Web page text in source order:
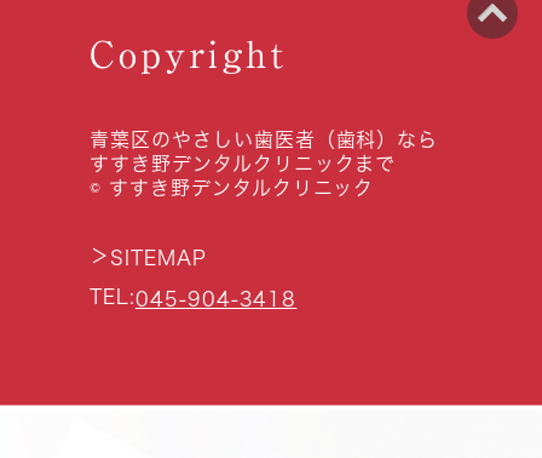
Copyright
青葉区のやさしい歯医者（歯科）なら
すすき野デンタルクリニックまで
© すすき野デンタルクリニック
＞ SITEMAP
TEL:045-904-3418